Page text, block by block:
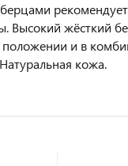
Высокий жёсткий
и в
кожа.